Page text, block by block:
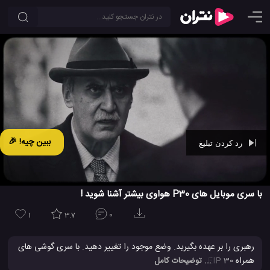
ببین چیه! 🎉
با سری موبایل های P30 هواوی بیشتر آشنا شوید !
1 3.7 0
رهبری را بر عهده بگیرید. وضع موجود را تغییر دهید. با سری گوشی های
همراه HUAWEIP 30. می توانید تاریخ را بازنوسی کنید. گوشی های... توضیحات کامل